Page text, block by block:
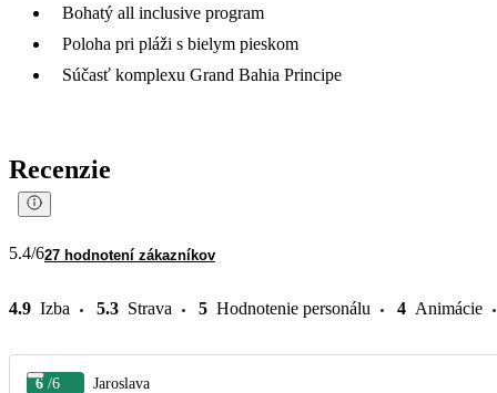
Bohatý all inclusive program
Poloha pri pláži s bielym pieskom
Súčasť komplexu Grand Bahia Principe
Recenzie
5.4/627 hodnotení zákazníkov
4.9 Izba 5.3 Strava 5 Hodnotenie personálu 4 Animácie
6 /6 Jaroslava